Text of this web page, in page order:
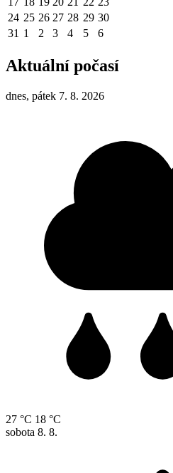
24 25 26 27 28 29 30
31 1 2 3 4 5 6
Aktuální počasí
dnes, pátek 7. 8. 2026
27 °C 18 °C
sobota 8. 8.